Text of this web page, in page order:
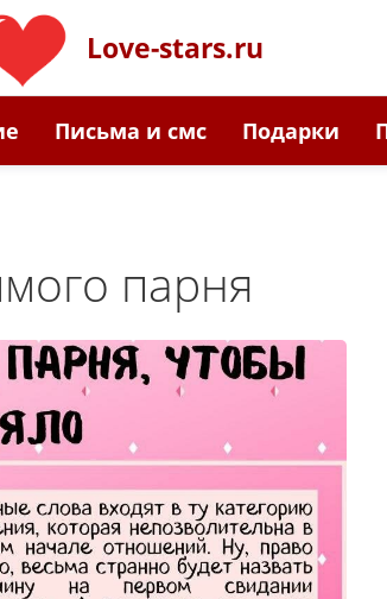
Love-stars.ru
Письма и смс Подарки
парня